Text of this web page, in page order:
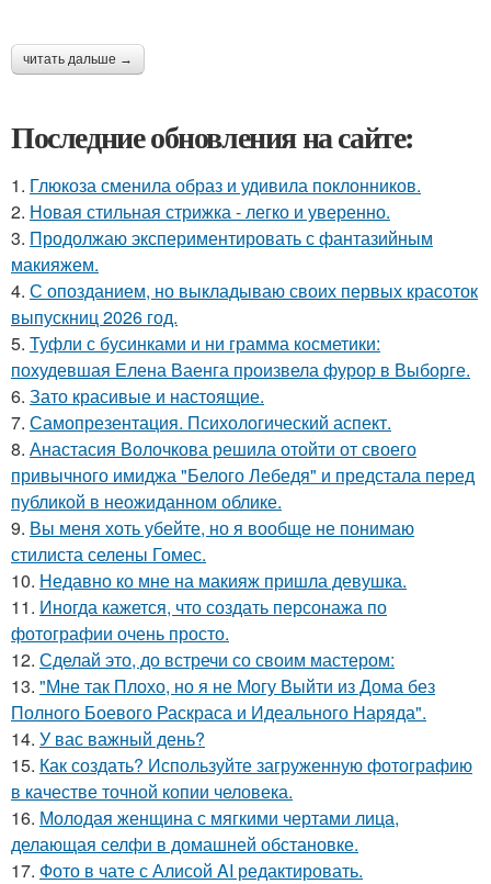
читать дальше →
Последние обновления на сайте:
1. Глюкоза сменила образ и удивила поклонников.
2. Новая стильная стрижка - легко и уверенно.
3. Продолжаю экспериментировать с фантазийным
макияжем.
4. С опозданием, но выкладываю своих первых красоток
выпускниц 2026 год.
5. Туфли с бусинками и ни грамма косметики:
похудевшая Елена Ваенга произвела фурор в Выборге.
6. Зато красивые и настоящие.
7. Самопрезентация. Психологический аспект.
8. Анастасия Волочкова решила отойти от своего
привычного имиджа "Белого Лебедя" и предстала перед
публикой в неожиданном облике.
9. Вы меня хоть убейте, но я вообще не понимаю
стилиста селены Гомес.
10. Недавно ко мне на макияж пришла девушка.
11. Иногда кажется, что создать персонажа по
фотографии очень просто.
12. Сделай это, до встречи со своим мастером:
13. "Мне так Плохо, но я не Могу Выйти из Дома без
Полного Боевого Раскраса и Идеального Наряда".
14. У вас важный день?
15. Как создать? Используйте загруженную фотографию
в качестве точной копии человека.
16. Молодая женщина с мягкими чертами лица,
делающая селфи в домашней обстановке.
17. Фото в чате с Алисой AI редактировать.